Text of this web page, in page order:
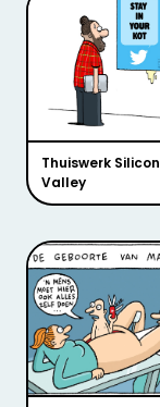
Thuiswerk Silicon
Valley